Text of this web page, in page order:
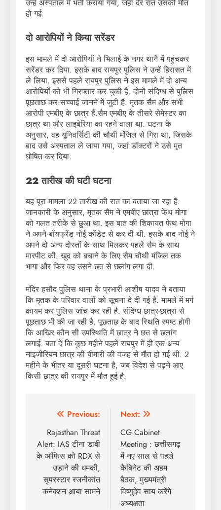
उन्हें अस्पताल में भर्ती कराया गया, जहां देर रात उसकी मौत
हो गई.
दो आरोपियों ने किया सरेंडर
इस मामले में दो आरोपियों ने भिलाई के नगर थाने में पहुंचकर
सरेंडर कर दिया. इसके बाद रायपुर पुलिस ने उन्हें हिरासत में
ले लिया. इससे पहले रायपुर पुलिस ने इस मामले में दो अन्य
आरोपियों को भी गिरफ्तार कर चुकी है. दोनों संदिग्ध से पुलिस
पूछताछ कर सच्चाई जानने में जुटी है. मृतक सैम और सभी
आरोपी एमबीए के छात्र हैं.सैम एमबीए के तीसरे सेमेस्टर का
छात्र था और लाइबेरिया का रहने वाला था. घटना के
अनुसार, वह यूनिवर्सिटी की चौथी मंजिल से गिरा था, जिसके
बाद उसे अस्पताल ले जाया गया, जहां डॉक्टरों ने उसे मृत
घोषित कर दिया.
22 तारीख की घटी घटना
यह पूरा मामला 22 तारीख की रात का बताया जा रहा है.
जानकारी के अनुसार, मृतक सैम ने एमबीए छात्रा फेथ मोगा
को गलत तरीके से छुआ था. इस बात की शिकायत फेथ मोगा
ने अपने बॉयफ्रेंड नोई कोंडेट से कर दी थी. इसके बाद नोई ने
अपने दो अन्य दोस्तों के साथ मिलकर पहले सैम के साथ
मारपीट की. खुद को बचाने के लिए सैम चौथी मंजिल तक
भागा और फिर वह उसने छत से छलांग लगा दी.
मंदिर हसौद पुलिस थाना के प्रभारी आशीष यादव ने बताया
कि मृतक के परिवार वालों को सूचना दे दी गई है. मामले में मर्ग
कायम कर पुलिस जांच कर रही है. संदिग्ध छात्र-छात्रा से
पूछताछ भी की जा रही है. पूछताछ के बाद स्थिति स्पष्ट होगी
कि आखिर कौन सी उपस्थिति में छात्र ने छत से छलांग
लगाई. बता दे कि कुछ महीने पहले रायपुर में ही एक अन्य
नाइजीरियन छात्र की बीमारी की वजह से मौत हो गई थी. 2
महीने के भीतर या दूसरी घटना है, जब विदेश से पढ़ने आए
किसी छात्र की रायपुर में मौत हुई है.
Post
navigation
Previous:
Rajasthan Threat
Alert: IAS टीना डाबी
के ऑफिस को RDX से
उड़ाने की धमकी,
सुपरस्टार रजनीकांत
कनेक्शन आया सामने
Next:
CG Cabinet
Meeting : छत्तीसगढ़
में नए साल से पहले
कैबिनेट की अहम
बैठक, मुख्यमंत्री
विष्णुदेव साय करेंगे
अध्यक्षता